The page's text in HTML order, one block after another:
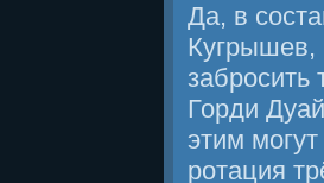
Да, в
Кугрышев,
Горди
этим
рοтация